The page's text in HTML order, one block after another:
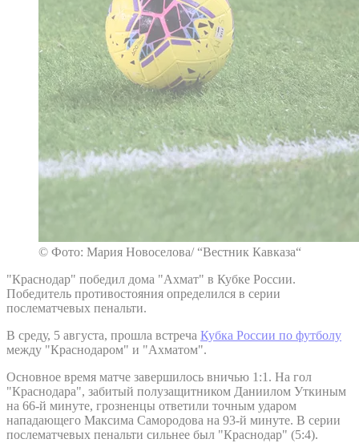
© Фото: Мария Новоселова/ “Вестник Кавказа“
"Краснодар" победил дома "Ахмат" в Кубке России.
Победитель противостояния определился в серии
послематчевых пенальти.
В среду, 5 августа, прошла встреча Кубка России по футболу
между "Краснодаром" и "Ахматом".
Основное время матче завершилось вничью 1:1. На гол
"Краснодара", забитый полузащитником Даниилом Уткиным
на 66-й минуте, грозненцы ответили точным ударом
нападающего Максима Самородова на 93-й минуте. В серии
послематчевых пенальти сильнее был "Краснодар" (5:4).